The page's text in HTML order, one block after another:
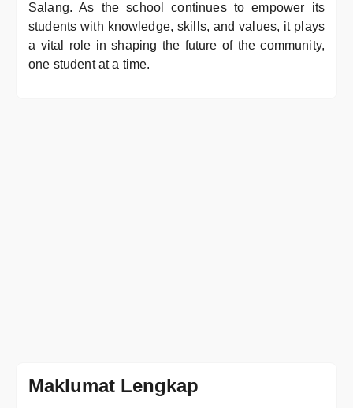
Salang. As the school continues to empower its
students with knowledge, skills, and values, it plays
a vital role in shaping the future of the community,
one student at a time.
Maklumat Lengkap